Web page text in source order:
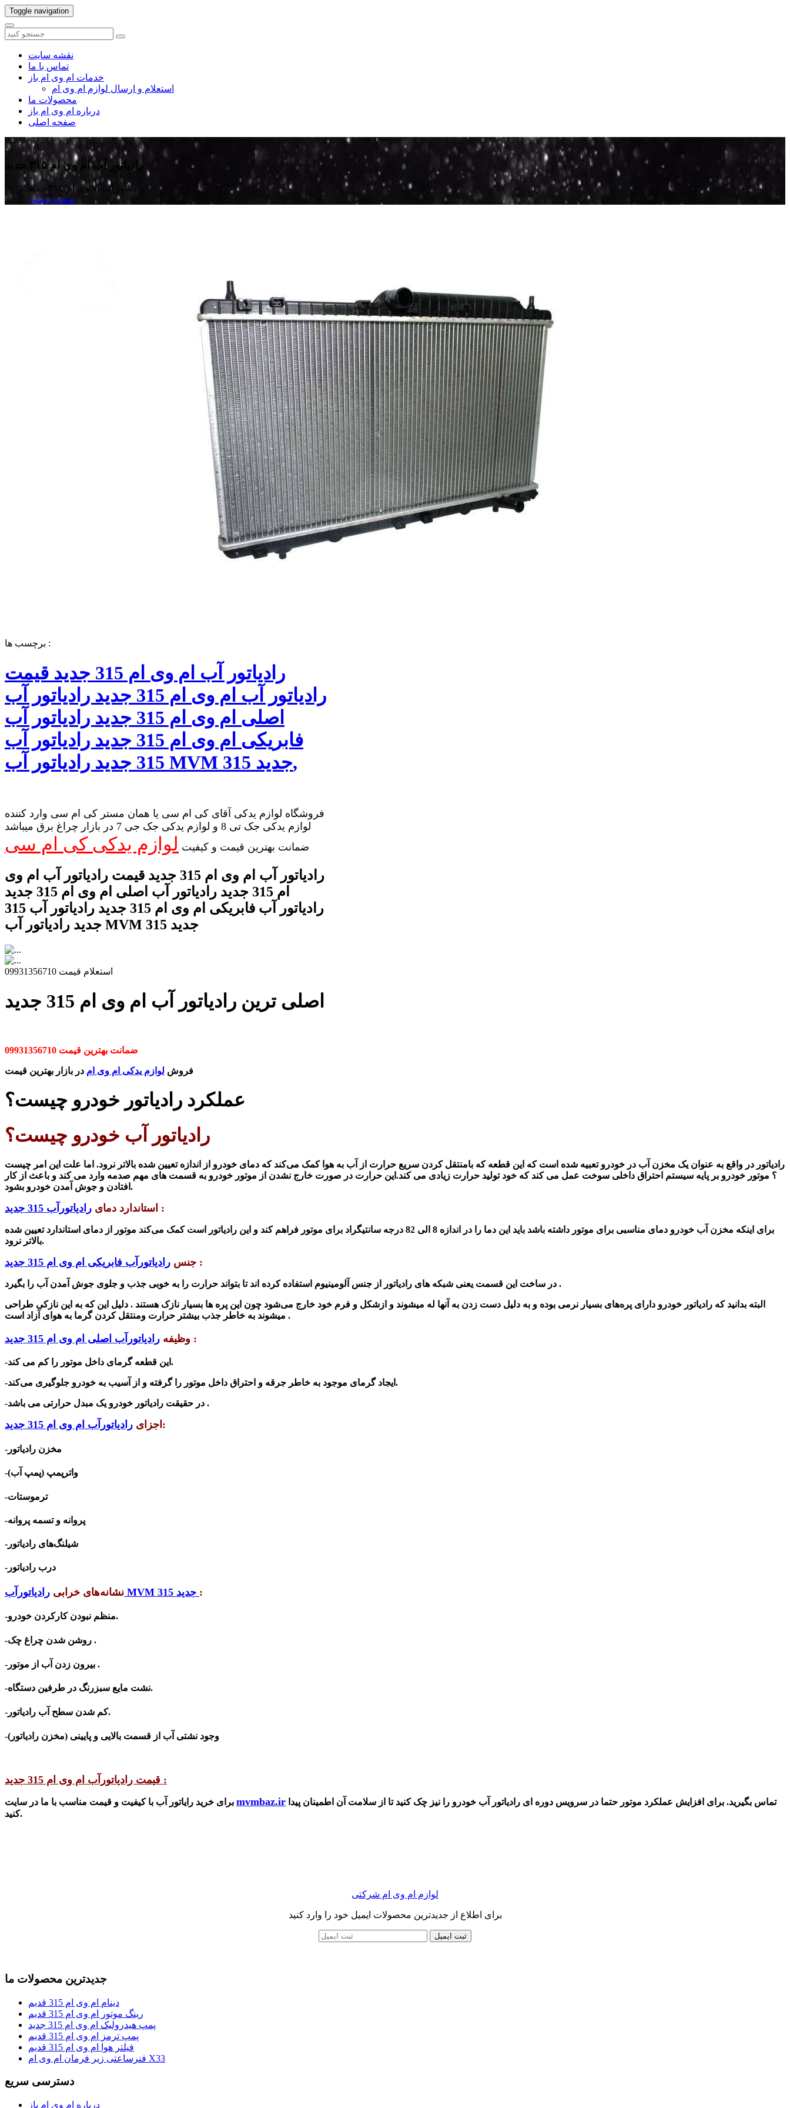
Toggle navigation
نقشه سایت
تماس با ما
خدمات ام وی ام باز
استعلام و ارسال لوازم ام وی ام
محصولات ما
درباره ام وی ام باز
صفحه اصلی
رادیاتور آب ام وی ام ۳۱۵ جدید
رادیاتور آب ام وی ام ۳۱۵ جدید
صفحه اصلی
برچسب ها :
رادیاتور آب ام وی ام 315 جدید قیمت
رادیاتور آب ام وی ام 315 جدید رادیاتور آب
اصلی ام وی ام 315 جدید رادیاتور آب
فابریکی ام وی ام 315 جدید رادیاتور آب
315 جدید رادیاتور آب MVM 315 جدید,
فروشگاه لوازم یدکی آقای کی ام سی یا همان مستر کی ام سی وارد کننده
لوازم یدکی جک تی 8 و لوازم یدکی جک جی 7 در بازار چراغ برق میباشد
ضمانت بهترین قیمت و کیفیت لوازم یدکی کی ام سی
رادیاتور آب ام وی ام 315 جدید قیمت رادیاتور آب ام وی
ام 315 جدید رادیاتور آب اصلی ام وی ام 315 جدید
رادیاتور آب فابریکی ام وی ام 315 جدید رادیاتور آب 315
جدید رادیاتور آب MVM 315 جدید
استعلام قیمت 09931356710
اصلی ترین رادیاتور آب ام وی ام 315 جدید
ضمانت بهترین قیمت 09931356710
فروش لوازم یدکی ام وی ام در بازار بهترین قیمت
عملکرد رادیاتور خودرو چیست؟
رادیاتور آب خودرو چیست؟
رادیاتور در واقع به عنوان یک مخزن آب در خودرو تعبیه شده است که این قطعه که بامنتقل کردن سریع حرارت از آب به هوا کمک می‌کند که دمای خودرو از اندازه تعیین شده‌ بالاتر نرود. اما علت این امر چیست
؟ موتور خودرو بر پایه سیستم احتراق داخلی سوخت عمل می کند که خود تولید حرارت زیادی می کند.این حرارت در صورت خارج نشدن از موتور خودرو به قسمت های مهم صدمه وارد می کند و باعث از کار
افتادن و جوش آمدن خودرو بشود.
استاندارد دمای رادیاتورآب 315 جدید :
برای اینکه مخزن آب خودرو دمای مناسبی برای موتور دا شته باشد باید این دما را در اندازه 8 الی 82 درجه سانتیگراد برای موتور فراهم کند و این رادیاتور است کمک می‌کند موتور از دمای استاندارد تعیین شده‌
بالاتر نرود.
جنس رادیاتورآب فابریکی ام وی ام 315 جدید :
در ساخت این قسمت یعنی شبکه های رادیاتور از جنس آلومینیوم استفاده کرده اند تا بتواند حرارت را به خوبی جذب و جلوی جوش آمدن آب را بگیرد .
البته بدانید که رادیاتور خودرو دارای پره‌های بسیار نرمی بوده و به دلیل دست زدن به آنها له میشوند و از شکل و فرم خود خارج می‌شود چون این پره ها بسیار نازک هستند . دلیل این که به این نازکی طراحی
میشوند به خاطر جذب بیشتر حرارت ومنتقل کردن گرما به هوای آزاد است .
وظیفه رادیاتورآب اصلی ام وی ام 315 جدید :
-این قطعه گرمای داخل موتور را کم می کند.
-ایجاد گرمای موجود به خاطر جرقه و احتراق داخل موتور را گرفته و از آسیب به خودرو جلوگیری می‌کند.
-در حقیقت رادیاتور خودرو یک مبدل حرارتی می با شد .
اجزای رادیاتورآب ام وی ام 315 جدید :
-مخزن رادیاتور
-واترپمپ (پمپ آب)
-ترموستات
-پروانه و تسمه پروانه
-شیلنگ‌های رادیاتور
-درب رادیاتور
نشانه‌های خرابی رادیاتورآب MVM 315 جدید :
-منظم نبودن کارکردن خودرو.
-روشن شدن چراغ چک .
-بیرون‌ زدن آب از موتور .
-نشت مایع سبزرنگ در طرفین دستگاه.
-کمشدن سطح آب رادیاتور.
-وجود نشتی آب از قسمت بالایی و پایینی (مخزن رادیاتور)
قیمت رادیاتورآب ام وی ام 315 جدید :
mvmbaz.ir تماس بگیرید. برای افزایش عملکرد موتور حتما در سرویس دوره ای رادیاتور آب خودرو را نیز چک کنید تا از سلامت آن اطمینان پیدا
کنید.
لوازم ام وی ام شرکتی
برای اطلاع از جدیدترین محصولات ایمیل خود را وارد کنید
ثبت ایمیل
جدیدترین محصولات ما
دینام ام وی ام 315 قدیم
رینگ موتور ام وی ام 315 قدیم
پمپ هیدرولیک ام وی ام 315 جدید
پمپ ترمز ام وی ام 315 قدیم
فیلتر هوا ام وی ام 315 قدیم
فنرساعتی زیر فرمان ام وی ام X33
دسترسی سریع
درباره ام وی ام باز